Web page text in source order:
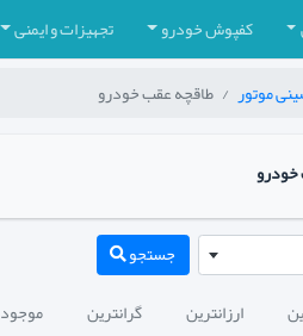
کفپوش خودرو تجهیزات و ایمنی
موتور طاقچه عقب خودرو
جستجو
ارزانترین گرانترین موجود